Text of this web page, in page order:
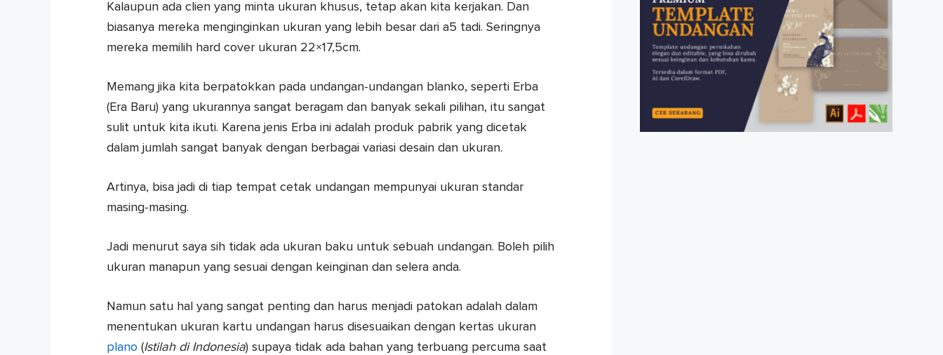
Kalaupun ada clien yang minta ukuran khusus, tetap akan kita kerjakan. Dan
biasanya mereka menginginkan ukuran yang lebih besar dari a5 tadi. Seringnya
mereka memilih hard cover ukuran 22×17,5cm.
Memang jika kita berpatokkan pada undangan-undangan blanko, seperti Erba
(Era Baru) yang ukurannya sangat beragam dan banyak sekali pilihan, itu sangat
sulit untuk kita ikuti. Karena jenis Erba ini adalah produk pabrik yang dicetak
dalam jumlah sangat banyak dengan berbagai variasi desain dan ukuran.
Artinya, bisa jadi di tiap tempat cetak undangan mempunyai ukuran standar
masing-masing.
Jadi menurut saya sih tidak ada ukuran baku untuk sebuah undangan. Boleh pilih
ukuran manapun yang sesuai dengan keinginan dan selera anda.
Namun satu hal yang sangat penting dan harus menjadi patokan adalah dalam
menentukan ukuran kartu undangan harus disesuaikan dengan kertas ukuran
plano (Istilah di Indonesia) supaya tidak ada bahan yang terbuang percuma saat